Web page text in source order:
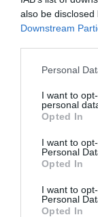
also be
Downstream
Personal
I want to
personal
Opted In
I want to
Personal
Opted In
I want to
Personal
Opted In
Kvíz